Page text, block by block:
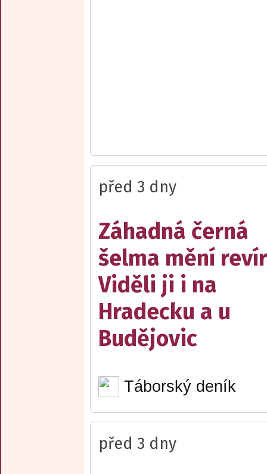
před 3 dny
Záhadná černá
šelma mění
Viděli ji i na
Hradecku a u
Budějovic
Táborský deník
před 3 dny